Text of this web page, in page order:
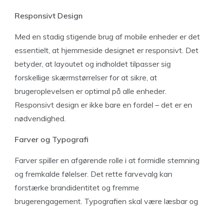
Responsivt Design
Med en stadig stigende brug af mobile enheder er det
essentielt, at hjemmeside designet er responsivt. Det
betyder, at layoutet og indholdet tilpasser sig
forskellige skærmstørrelser for at sikre, at
brugeroplevelsen er optimal på alle enheder.
Responsivt design er ikke bare en fordel – det er en
nødvendighed.
Farver og Typografi
Farver spiller en afgørende rolle i at formidle stemning
og fremkalde følelser. Det rette farvevalg kan
forstærke brandidentitet og fremme
brugerengagement. Typografien skal være læsbar og